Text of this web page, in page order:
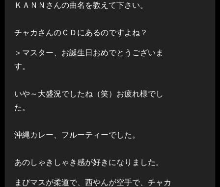
ＫＡＮＮさんの曲名を教えて下さい。
チャカさんのＣＤにあるのですよね？
＞マスター、お誕生日おめでとうございま
す。
いや～大盛況でしたね（笑）お疲れ様でし
た。
沖縄カレー、フルーティーでした。
あのしゃきしゃき感が好きになりました。
まびマスが柔道で、西やんが空手で、チャカ